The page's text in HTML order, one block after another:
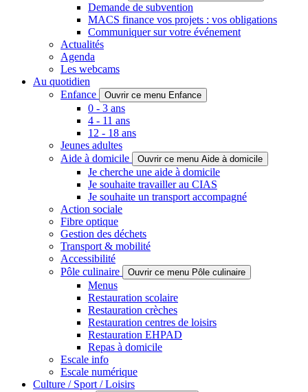
Demande de subvention
MACS finance vos projets : vos obligations
Communiquer sur votre événement
Actualités
Agenda
Les webcams
Au quotidien
Enfance
Ouvrir ce menu Enfance
0 - 3 ans
4 - 11 ans
12 - 18 ans
Jeunes adultes
Aide à domicile
Ouvrir ce menu Aide à domicile
Je cherche une aide à domicile
Je souhaite travailler au CIAS
Je souhaite un transport accompagné
Action sociale
Fibre optique
Gestion des déchets
Transport & mobilité
Accessibilité
Pôle culinaire
Ouvrir ce menu Pôle culinaire
Menus
Restauration scolaire
Restauration crèches
Restauration centres de loisirs
Restauration EHPAD
Repas à domicile
Escale info
Escale numérique
Culture / Sport / Loisirs